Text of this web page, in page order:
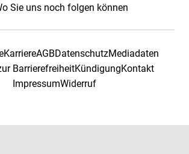
Sie uns noch folgen können
KarriereAGBDatenschutzMediadaten
BarrierefreiheitKündigungKontakt
ImpressumWiderruf